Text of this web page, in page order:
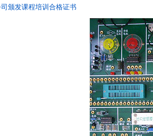
颁发课程培训合格证书